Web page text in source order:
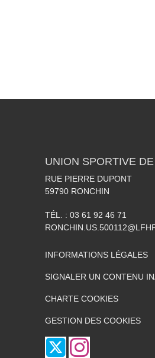
UNION SPORTIVE
RUE PIERRE DUPONT
59790 RONCHIN
TÉL. : 03 61 92 46 71
INFORMATIONS LÉGALES
SIGNALER UN CONTENU
CHARTE COOKIES
GESTION DES COOKIES